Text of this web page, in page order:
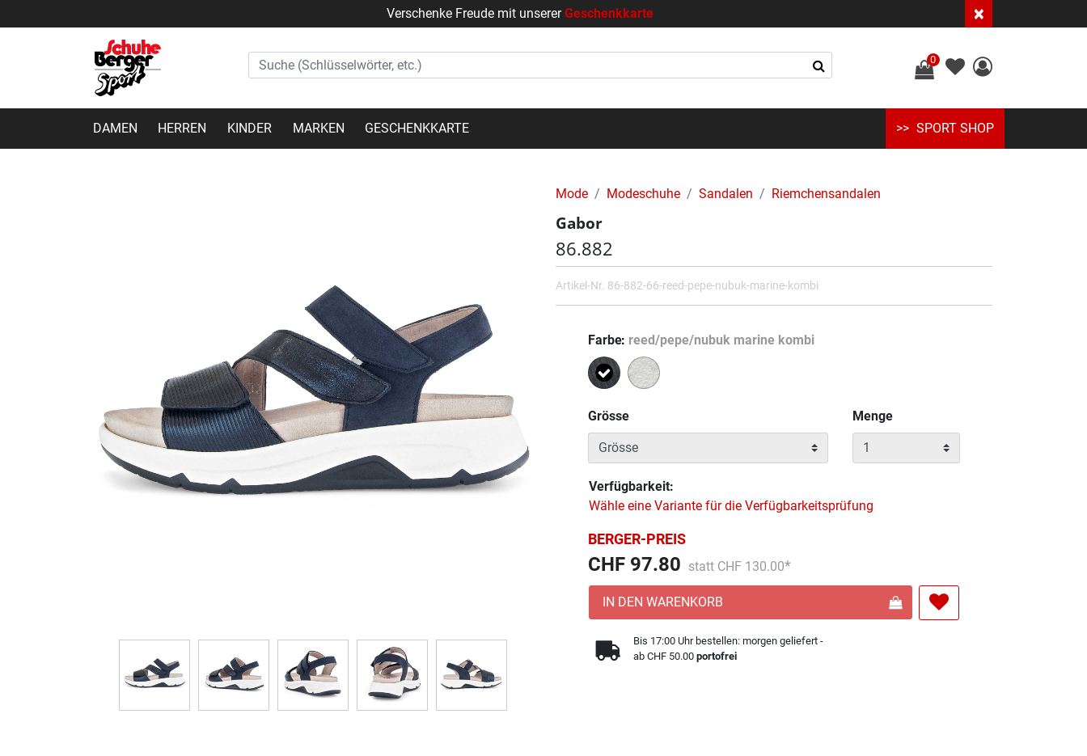
Verschenke Freude mit unsererGeschenkkarte ×
0
DAMEN HERREN KINDER MARKEN GESCHENKKARTE SPORT SHOP
Mode Modeschuhe Sandalen Riemchensandalen
Gabor
86.882
Artikel-Nr. 86-882-66-reed-pepe-nubuk-marine-kombi
Farbe reed/pepe/nubuk marine kombi
Grösse
Menge
Verfügbarkeit:
Wähle eine Variante für die Verfügbarkeitsprüfung
BERGER-PREIS
CHF 97.80 Preis reduziert von
statt CHF 130.00
An
IN DEN WARENKORB
Bis 17:00 Uhr bestellen: morgen geliefert -
ab CHF 50.00portofrei